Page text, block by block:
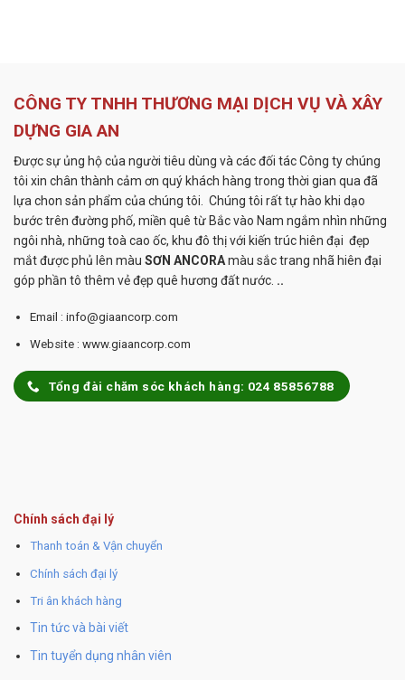
CÔNG TY TNHH THƯƠNG MẠI DỊCH VỤ VÀ XÂY
DỰNG GIA AN
Được sự ủng hộ của người tiêu dùng và các đối tác Công ty chúng
tôi xin chân thành cảm ơn quý khách hàng trong thời gian qua đã
lựa chon sản phẩm của chúng tôi. Chúng tôi rất tự hào khi dạo
bước trên đường phố, miền quê từ Bắc vào Nam ngắm nhìn những
ngôi nhà, những toà cao ốc, khu đô thị với kiến trúc hiên đại đẹp
mắt được phủ lên màu SƠN ANCORAmàu sắc trang nhã hiên đại
góp phần tô thêm vẻ đẹp quê hương đất nước. ..
Email : info@giaancorp.com
Website : www.giaancorp.com
Tổng đài chăm sóc khách hàng: 024 85856788
Chính sách đại lý
Thanh toán & Vận chuyển
Chính sách đại lý
Tri ân khách hàng
Tin tức và bài viết
Tin tuyển dụng nhân viên